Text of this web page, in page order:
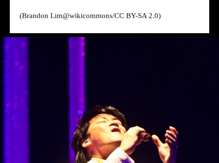
(Brandon Lim@wikicommons/CC BY-SA 2.0)